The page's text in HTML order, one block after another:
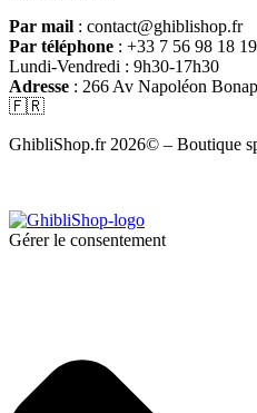
Par mail : contact@ghiblishop.fr
Par téléphone : +33 7 56 98 18 19
Lundi-Vendredi : 9h30-17h30
Adresse : 266 Av Napoléon
🇫🇷
GhibliShop.fr 2026© – Boutique
Gérer le consentement